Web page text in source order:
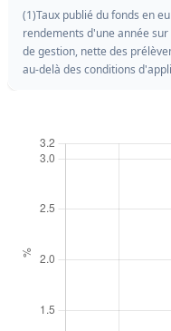
(1)Taux publié du fonds en
rendements d'une année
de gestion, nette des
au-delà des conditions